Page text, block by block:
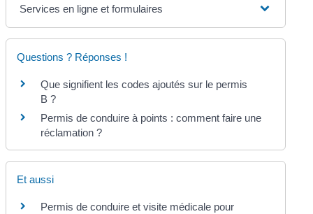
Services en ligne et formulaires
Questions ? Réponses !
Que signifient les codes ajoutés sur le permis
B ?
Permis de conduire à points : comment faire une
réclamation ?
Et aussi
Permis de conduire et visite médicale pour